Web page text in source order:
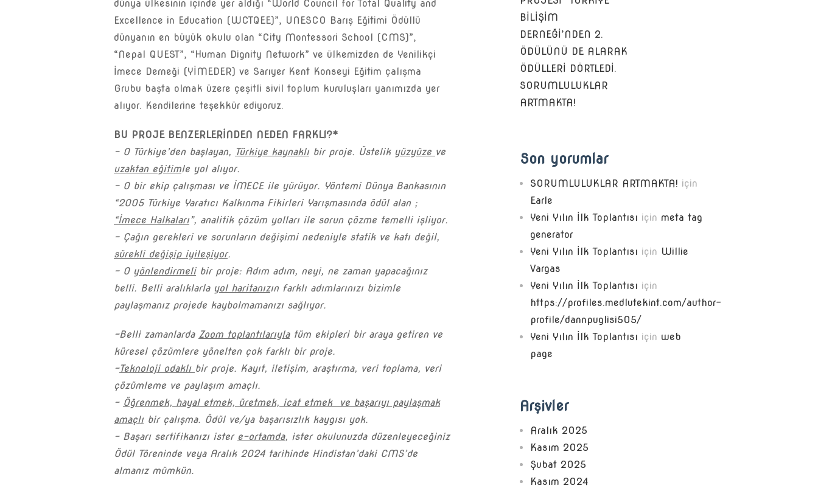
dünya ülkesinin içinde yer aldığı “World Council for Total Quality and
Excellence in Education (WCTQEE)”, UNESCO Barış Eğitimi Ödüllü
dünyanın en büyük okulu olan “City Montessori School (CMS)”,
“Nepal QUEST”, “Human Dignity Network” ve ülkemizden de Yenilikçi
İmece Derneği (YİMEDER) ve Sarıyer Kent Konseyi Eğitim çalışma
Grubu başta olmak üzere çeşitli sivil toplum kuruluşları yanımızda yer
alıyor. Kendilerine teşekkür ediyoruz.
BU PROJE BENZERLERİNDEN NEDEN FARKLI?*
– O Türkiye’den başlayan, Türkiye kaynaklıbir proje. Üstelik yüzyüze ve
uzaktan eğitimle yol alıyor.
– O bir ekip çalışması ve İMECE ile yürüyor. Yöntemi Dünya Bankasının
“2005 Türkiye Yaratıcı Kalkınma Fikirleri Yarışmasında ödül alan ;
“İmece Halkaları”, analitik çözüm yolları ile sorun çözme temelli işliyor.
– Çağın gerekleri ve sorunların değişimi nedeniyle statik ve katı değil,
sürekli değişip iyileşiyor.
– O yönlendirmelibir proje: Adım adım, neyi, ne zaman yapacağınız
belli. Belli aralıklarla yol haritanızın farklı adımlarınızı bizimle
paylaşmanız projede kaybolmamanızı sağlıyor.
-Belli zamanlarda Zoom toplantılarıylatüm ekipleri bir araya getiren ve
küresel çözümlere yönelten çok farklı bir proje.
–Teknoloji odaklı bir proje. Kayıt, iletişim, araştırma, veri toplama, veri
çözümleme ve paylaşım amaçlı.
– Öğrenmek, hayal etmek, üretmek, icat etmek ve başarıyı paylaşmak
amaçlıbir çalışma. Ödül ve/ya başarısızlık kaygısı yok.
– Başarı sertifikanızı ister e-ortamda, ister okulunuzda düzenleyeceğiniz
Ödül Töreninde veya Aralık 2024 tarihinde Hindistan’daki CMS’de
almanız mümkün.
BİLİŞİM
DERNEĞİ’NDEN 2.
ÖDÜLÜNÜ DE ALARAK
ÖDÜLLERİ DÖRTLEDİ.
SORUMLULUKLAR
ARTMAKTA!
Son yorumlar
SORUMLULUKLAR ARTMAKTA! için
Earle
Yeni Yılın İlk Toplantısı için meta tag
generator
Yeni Yılın İlk Toplantısı için Willie
Vargas
Yeni Yılın İlk Toplantısı için
https://profiles.medlutekint.com/author-
profile/dannpuglisi505/
Yeni Yılın İlk Toplantısı için web
page
Arşivler
Aralık 2025
Kasım 2025
Şubat 2025
Kasım 2024